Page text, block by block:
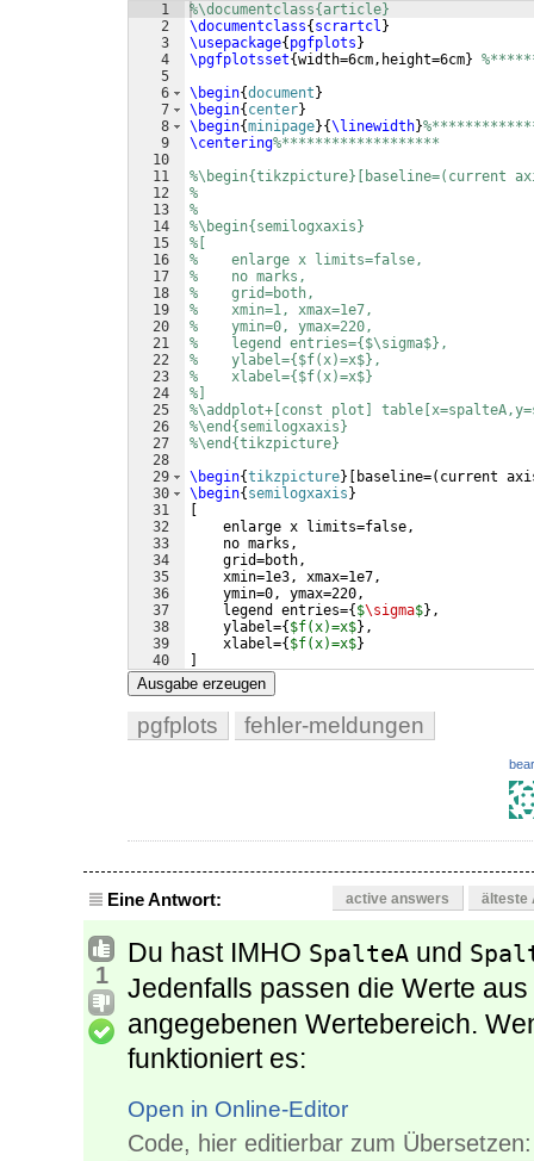
1
2
3
4
5
6
7
8
9
10
11
12
13
14
15
16
17
18
19
20
21
22
23
24
25
26
27
28
29
30
31
32
33
34
35
36
37
38
39
40
41
%\documentclass{article}
\documentclass{ scrartcl }
\usepackage{ pgfplots }
\pgfplotsset{width=6cm,height=6cm}
\begin{document }
\begin{ center}
\begin{minipage}{\linewidth}
\centering%*******************
%\begin{tikzpicture}[baseline=(current
%
%
%\begin{semilogxaxis}
%[
%    enlarge x limits=false,
%    no marks,
%    grid=both,
%    xmin=1, xmax=1e7,
%    ymin=0, ymax=220,
%    legend entries={$\sigma$},
%    ylabel={$f(x)=x$},
%    xlabel={$f(x)=x$}
%]
%\addplot+[const plot]
%\end{semilogxaxis}
%\end{tikzpicture}
\begin{tikzpicture} baseline=( current
\begin{ semilogxaxis }
    enlarge x limits=false,
    no marks,
    grid=both,
    xmin=1e3, xmax=1e7,
    ymin=0, ymax=220,
    legend entries=
{ $\sigma$} ,
    ylabel=
{ $f(x)=x$} ,
    xlabel=
{ $f(x)=x$}
Ausgabe erzeugen
pgfplots fehler-meldungen
Eine Antwort: active answers älteste
1
Du hast IMHO SpalteA und
Jedenfalls passen die Werte aus
angegebenen Wertebereich.
funktioniert es:
Open in Online-Editor
Code, hier editierbar zum Übersetzen: